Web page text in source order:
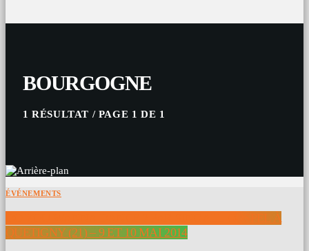
BOURGOGNE
1 RÉSULTAT / PAGE 1 DE 1
ÉVÉNEMENTS
DO YOU WANNA DANCE ? PAR SINGALL GOSPEL À
QUETIGNY (21) – 9 ET 10 MAI 2014